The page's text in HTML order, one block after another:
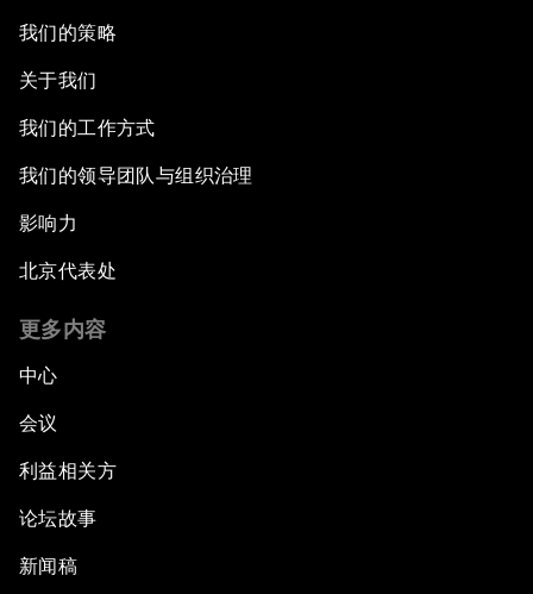
我们的策略
关于我们
我们的工作方式
我们的领导团队与组织治理
影响力
北京代表处
更多内容
中心
会议
利益相关方
论坛故事
新闻稿